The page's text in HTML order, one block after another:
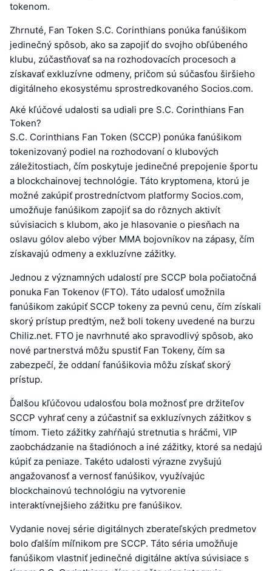
tokenom.
Zhrnuté, Fan Token S.C. Corinthians ponúka fanúšikom
jedinečný spôsob, ako sa zapojiť do svojho obľúbeného
klubu, zúčastňovať sa na rozhodovacích procesoch a
získavať exkluzívne odmeny, pričom sú súčasťou širšieho
digitálneho ekosystému sprostredkovaného Socios.com.
Aké kľúčové udalosti sa udiali pre S.C. Corinthians Fan
Token?
S.C. Corinthians Fan Token (SCCP) ponúka fanúšikom
tokenizovaný podiel na rozhodovaní o klubových
záležitostiach, čím poskytuje jedinečné prepojenie športu
a blockchainovej technológie. Táto kryptomena, ktorú je
možné zakúpiť prostredníctvom platformy Socios.com,
umožňuje fanúšikom zapojiť sa do rôznych aktivít
súvisiacich s klubom, ako je hlasovanie o piesňach na
oslavu gólov alebo výber MMA bojovníkov na zápasy, čím
získavajú odmeny a exkluzívne zážitky.
Jednou z významných udalostí pre SCCP bola počiatočná
ponuka Fan Tokenov (FTO). Táto udalosť umožnila
fanúšikom zakúpiť SCCP tokeny za pevnú cenu, čím získali
skorý prístup predtým, než boli tokeny uvedené na burzu
Chiliz.net. FTO je navrhnuté ako spravodlivý spôsob, ako
nové partnerstvá môžu spustiť Fan Tokeny, čím sa
zabezpečí, že oddaní fanúšikovia môžu získať skorý
prístup.
Ďalšou kľúčovou udalosťou bola možnosť pre držiteľov
SCCP vyhrať ceny a zúčastniť sa exkluzívnych zážitkov s
tímom. Tieto zážitky zahŕňajú stretnutia s hráčmi, VIP
zaobchádzanie na štadiónoch a iné zážitky, ktoré sa nedajú
kúpiť za peniaze. Takéto udalosti výrazne zvyšujú
angažovanosť a vernosť fanúšikov, využívajúc
blockchainovú technológiu na vytvorenie
interaktívnejšieho zážitku pre fanúšikov.
Vydanie novej série digitálnych zberateľských predmetov
bolo ďalším míľnikom pre SCCP. Táto séria umožňuje
fanúšikom vlastniť jedinečné digitálne aktíva súvisiace s